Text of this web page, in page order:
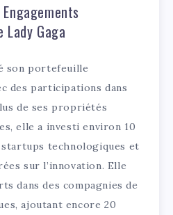
Gaga
son portefeuille
des participations dans
de ses propriétés
elle a investi environ 10
startups technologiques et
sur l’innovation. Elle
dans des compagnies de
ajoutant encore 20